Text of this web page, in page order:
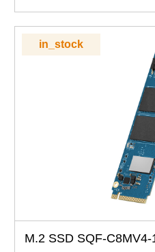
in_stock
M.2 SSD SQF-C8MV4-